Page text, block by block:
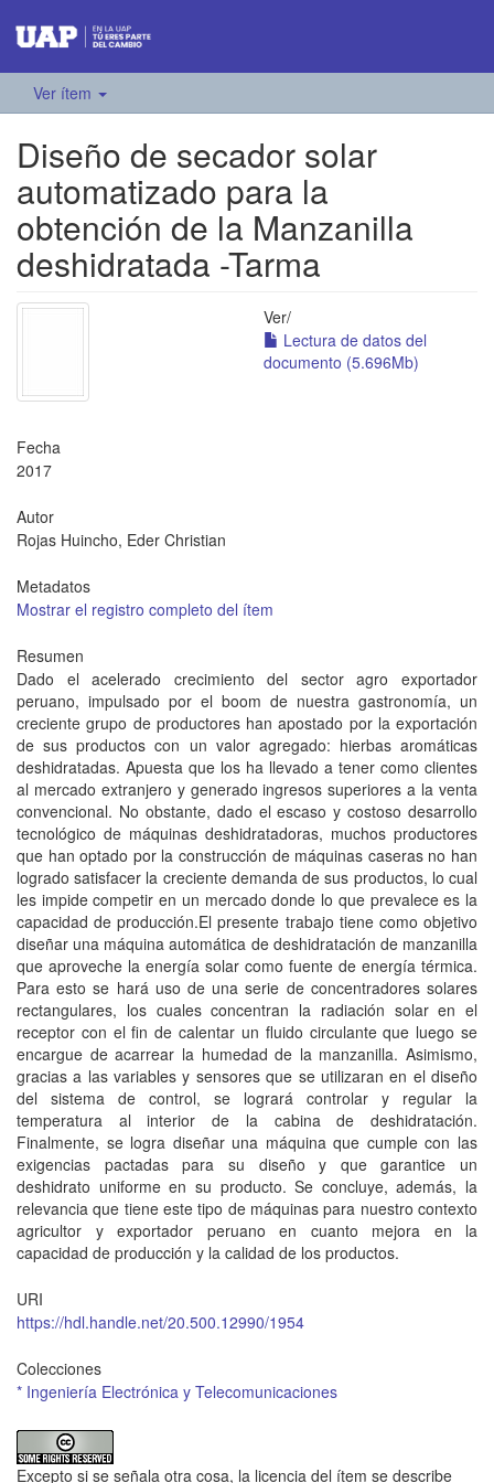
Ver ítem
Diseño de secador solar
automatizado para la
obtención de la Manzanilla
deshidratada -Tarma
Ver/
Lectura de datos del
documento (5.696Mb)
Fecha
2017
Autor
Rojas Huincho, Eder Christian
Metadatos
Mostrar el registro completo del ítem
Resumen
Dado el acelerado crecimiento del sector agro exportador
peruano, impulsado por el boom de nuestra gastronomía, un
creciente grupo de productores han apostado por la exportación
de sus productos con un valor agregado: hierbas aromáticas
deshidratadas. Apuesta que los ha llevado a tener como clientes
al mercado extranjero y generado ingresos superiores a la venta
convencional. No obstante, dado el escaso y costoso desarrollo
tecnológico de máquinas deshidratadoras, muchos productores
que han optado por la construcción de máquinas caseras no han
logrado satisfacer la creciente demanda de sus productos, lo cual
les impide competir en un mercado donde lo que prevalece es la
capacidad de producción.El presente trabajo tiene como objetivo
diseñar una máquina automática de deshidratación de manzanilla
que aproveche la energía solar como fuente de energía térmica.
Para esto se hará uso de una serie de concentradores solares
rectangulares, los cuales concentran la radiación solar en el
receptor con el fin de calentar un fluido circulante que luego se
encargue de acarrear la humedad de la manzanilla. Asimismo,
gracias a las variables y sensores que se utilizaran en el diseño
del sistema de control, se logrará controlar y regular la
temperatura al interior de la cabina de deshidratación.
Finalmente, se logra diseñar una máquina que cumple con las
exigencias pactadas para su diseño y que garantice un
deshidrato uniforme en su producto. Se concluye, además, la
relevancia que tiene este tipo de máquinas para nuestro contexto
agricultor y exportador peruano en cuanto mejora en la
capacidad de producción y la calidad de los productos.
URI
https://hdl.handle.net/20.500.12990/1954
Colecciones
* Ingeniería Electrónica y Telecomunicaciones
Excepto si se señala otra cosa, la licencia del ítem se describe